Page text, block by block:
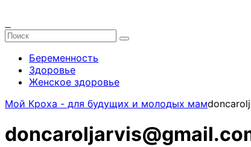
Беременность
Здоровье
Женское здоровье
Мой Кроха - для будущих и молодых мам